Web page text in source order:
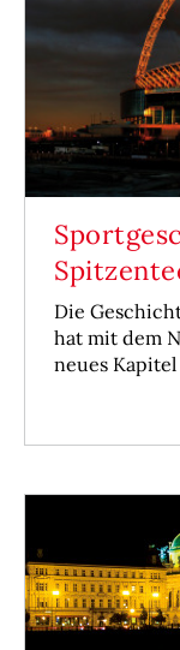
Die
hat mit dem
neues